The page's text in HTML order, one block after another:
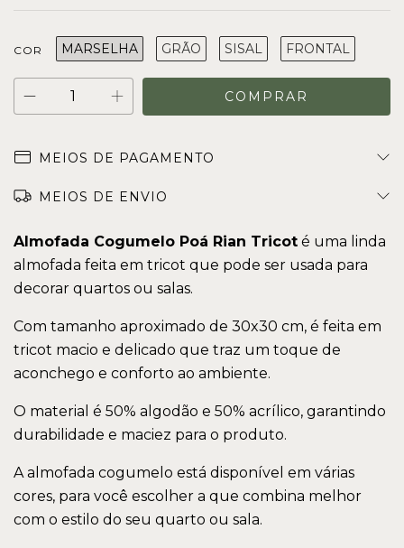
COR MARSELHA GRÃO SISAL FRONTAL
MEIOS DE PAGAMENTO
MEIOS DE ENVIO
Almofada Cogumelo Poá Rian Tricot é uma linda
almofada feita em tricot que pode ser usada para
decorar quartos ou salas.
Com tamanho aproximado de 30x30 cm, é feita em
tricot macio e delicado que traz um toque de
aconchego e conforto ao ambiente.
O material é 50% algodão e 50% acrílico, garantindo
durabilidade e maciez para o produto.
A almofada cogumelo está disponível em várias
cores, para você escolher a que combina melhor
com o estilo do seu quarto ou sala.